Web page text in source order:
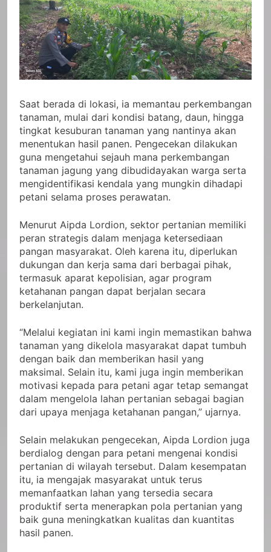
Saat berada di lokasi, ia memantau perkembangan
tanaman, mulai dari kondisi batang, daun, hingga
tingkat kesuburan tanaman yang nantinya akan
menentukan hasil panen. Pengecekan dilakukan
guna mengetahui sejauh mana perkembangan
tanaman jagung yang dibudidayakan warga serta
mengidentifikasi kendala yang mungkin dihadapi
petani selama proses perawatan.
Menurut Aipda Lordion, sektor pertanian memiliki
peran strategis dalam menjaga ketersediaan
pangan masyarakat. Oleh karena itu, diperlukan
dukungan dan kerja sama dari berbagai pihak,
termasuk aparat kepolisian, agar program
ketahanan pangan dapat berjalan secara
berkelanjutan.
“Melalui kegiatan ini kami ingin memastikan bahwa
tanaman yang dikelola masyarakat dapat tumbuh
dengan baik dan memberikan hasil yang
maksimal. Selain itu, kami juga ingin memberikan
motivasi kepada para petani agar tetap semangat
dalam mengelola lahan pertanian sebagai bagian
dari upaya menjaga ketahanan pangan,” ujarnya.
Selain melakukan pengecekan, Aipda Lordion juga
berdialog dengan para petani mengenai kondisi
pertanian di wilayah tersebut. Dalam kesempatan
itu, ia mengajak masyarakat untuk terus
memanfaatkan lahan yang tersedia secara
produktif serta menerapkan pola pertanian yang
baik guna meningkatkan kualitas dan kuantitas
hasil panen.